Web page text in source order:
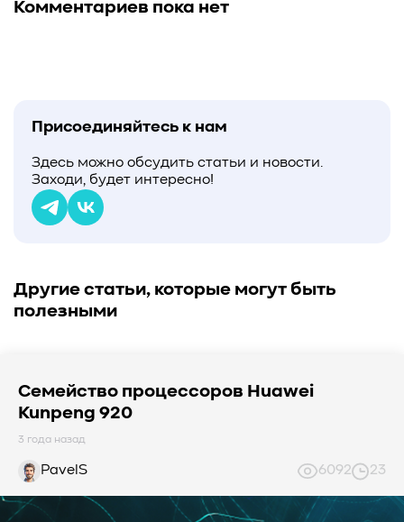
Комментариев пока нет
Присоединяйтесь к нам
Здесь можно обсудить статьи и новости.
Заходи, будет интересно!
Другие статьи, которые могут быть
полезными
Семейство процессоров Huawei
Kunpeng 920
3 года назад
PavelS 6092 23